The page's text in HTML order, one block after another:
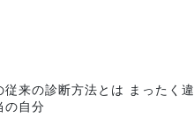
来の診断方法とは まったく
の自分